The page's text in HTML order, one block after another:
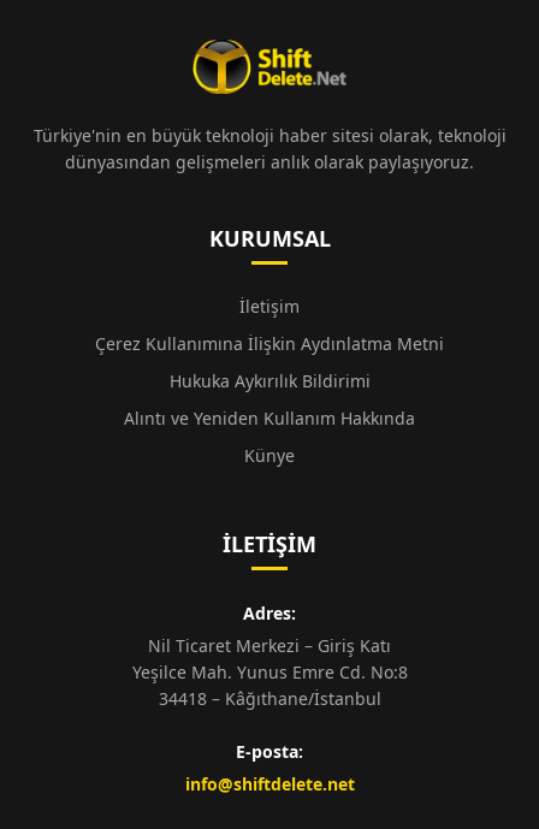
Türkiye'nin en büyük teknoloji haber sitesi olarak, teknoloji
dünyasından gelişmeleri anlık olarak paylaşıyoruz.
KURUMSAL
İletişim
Çerez Kullanımına İlişkin Aydınlatma Metni
Hukuka Aykırılık Bildirimi
Alıntı ve Yeniden Kullanım Hakkında
Künye
İLETIŞIM
Adres:
Nil Ticaret Merkezi – Giriş Katı
Yeşilce Mah. Yunus Emre Cd. No:8
34418 – Kâğıthane/İstanbul
E-posta:
info@shiftdelete.net